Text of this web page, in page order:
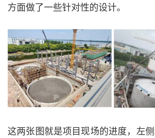
方面做了一些针对性的设计。
这两张图就是项目现场的进度，左